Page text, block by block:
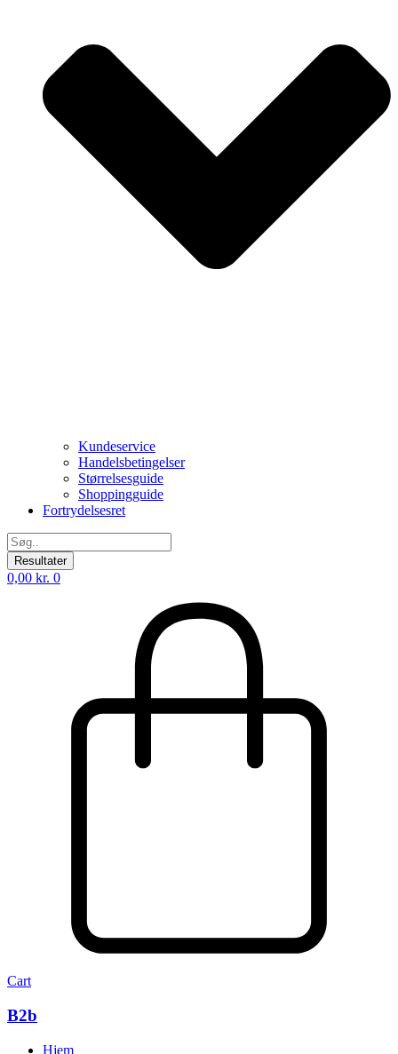
Kundeservice
Handelsbetingelser
Størrelsesguide
Shoppingguide
Fortrydelsesret
Search
...Resultater
0,00 kr. 0
Cart
B2b
Hjem